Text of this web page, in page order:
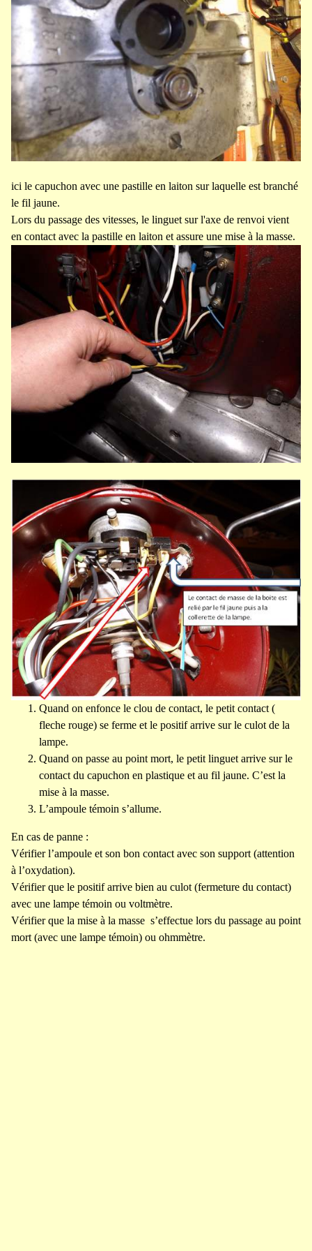
ici le capuchon avec une pastille en laiton sur laquelle est branché
le fil jaune.
Lors du passage des vitesses, le linguet sur l'axe de renvoi vient
en contact avec la pastille en laiton et assure une mise à la masse.
Quand on enfonce le clou de contact, le petit contact (
fleche rouge) se ferme et le positif arrive sur le culot de la
lampe.
Quand on passe au point mort, le petit linguet arrive sur le
contact du capuchon en plastique et au fil jaune. C’est la
mise à la masse.
L’ampoule témoin s’allume.
En cas de panne :
Vérifier l’ampoule et son bon contact avec son support (attention
à l’oxydation).
Vérifier que le positif arrive bien au culot (fermeture du contact)
avec une lampe témoin ou voltmètre.
Vérifier que la mise à la masse s’effectue lors du passage au point
mort (avec une lampe témoin) ou ohmmètre.